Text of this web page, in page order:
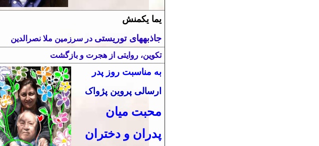
یما یکمنش
جاذبه⁯های توریستی در سرزمین ملا نصرالدین
تکوین، روایتی از هجرت و بازگشت
به مناسبت روز پدر
ارسالی پروین پژواک
محبت میان
پدران و دختران